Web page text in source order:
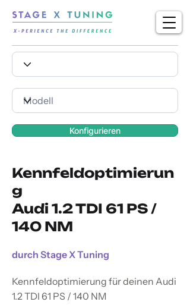
Konfigurieren
Kennfeldoptimierun
g
Audi 1.2 TDI 61 PS /
140 NM
durch Stage X Tuning
Kennfeldoptimierung für deinen Audi
1.2 TDI 61 PS / 140 NM